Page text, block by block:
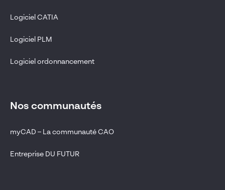
Logiciel CATIA
Logiciel PLM
Logiciel ordonnancement
Nos communautés
myCAD – La communauté CAO
Entreprise DU FUTUR